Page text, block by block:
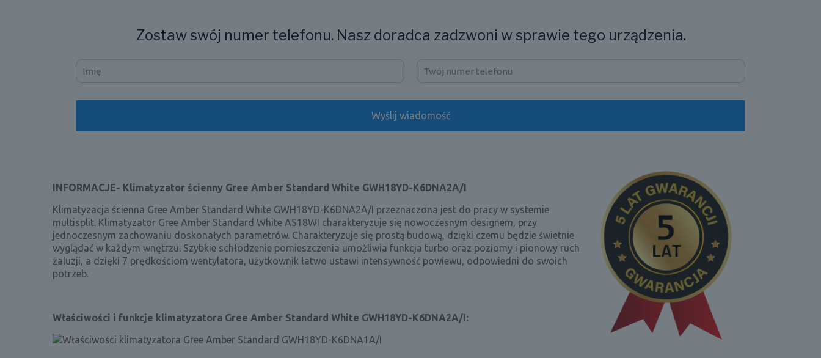
Zostaw swój numer telefonu. Nasz doradca zadzwoni w sprawie tego urządzenia.
INFORMACJE- Klimatyzator ścienny Gree Amber Standard White GWH18YD-K6DNA2A/I
Klimatyzacja ścienna Gree Amber Standard White GWH18YD-K6DNA2A/I przeznaczona jest do pracy w systemie
multisplit. Klimatyzator Gree Amber Standard White AS18WI charakteryzuje się nowoczesnym designem, przy
jednoczesnym zachowaniu doskonałych parametrów. Charakteryzuje się prostą budową, dzięki czemu będzie świetnie
wyglądać w każdym wnętrzu. Szybkie schłodzenie pomieszczenia umożliwia funkcja turbo oraz poziomy i pionowy ruch
żaluzji, a dzięki 7 prędkościom wentylatora, użytkownik łatwo ustawi intensywność powiewu, odpowiedni do swoich
potrzeb.
Właściwości i funkcje klimatyzatora Gree Amber Standard White GWH18YD-K6DNA2A/I: